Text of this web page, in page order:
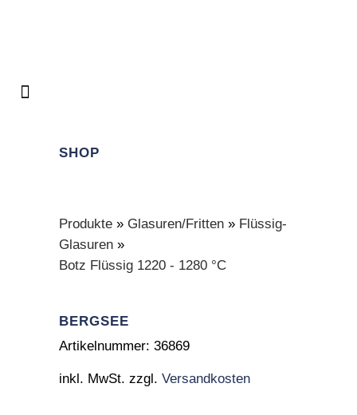
SHOP
Produkte » Glasuren/Fritten » Flüssig-
Glasuren »
Botz Flüssig 1220 - 1280 °C
BERGSEE
Artikelnummer: 36869
inkl. MwSt. zzgl. Versandkosten